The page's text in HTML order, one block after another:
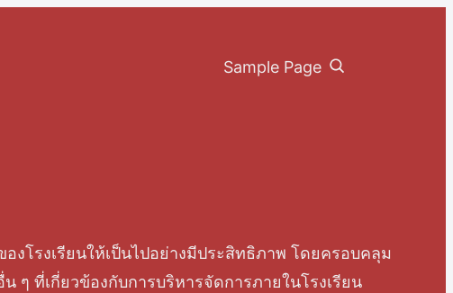
Sample PageSearch
โรงเรียนให้เป็นไปอย่างมีประสิทธิภาพ โดยครอบคลุม
ๆ ที่เกี่ยวข้องกับการบริหารจัดการภายในโรงเรียน